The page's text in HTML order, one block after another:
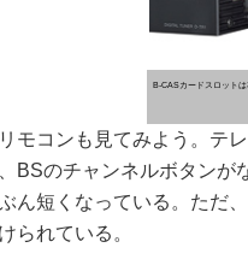
B-CASカードスロットは
モコンも見てみよう。テ
BSのチャンネルボタンが
ん短くなっている。ただ
られている。